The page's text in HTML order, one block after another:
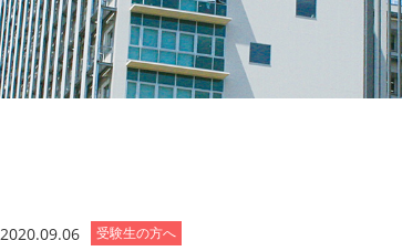
2020.09.06 受験生の方へ